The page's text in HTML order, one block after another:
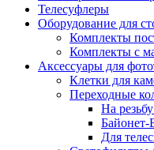
Телесуфлеры
Оборудование для
Комплекты
Комплекты с
Аксессуары для
Клетки для
Переходные
На
Байонет-
Для